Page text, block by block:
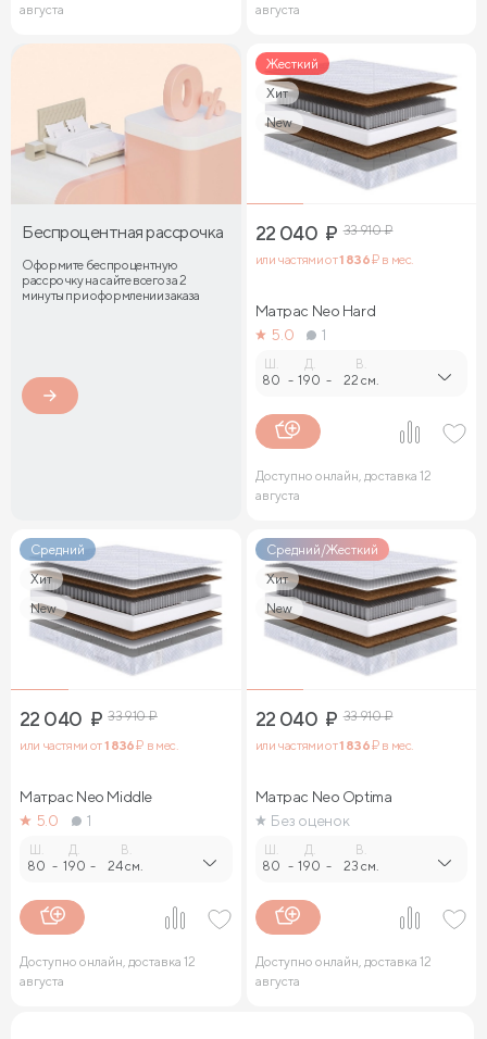
августа
августа
Беспроцентная рассрочка
Оформите беспроцентную
рассрочку на сайте всего за 2
минуты при оформлении заказа
Жесткий
Хит
New
22 040 ₽ 33 910₽
или частями от1 836₽ в мес.
Матрас Neo Hard
5.0
1
80 -
Д.
190 -
В.
22 см.
Доступно онлайн, доставка 12
августа
Средний
Хит
New
22 040 ₽ 33 910₽
или частями от1 836₽ в мес.
Матрас Neo Middle
5.0
1
80 -
Д.
190 -
В.
24 см.
Доступно онлайн, доставка 12
августа
Средний/Жесткий
Хит
New
22 040 ₽ 33 910₽
или частями от1 836₽ в мес.
Матрас Neo Optima
Без оценок
80 -
Д.
190 -
В.
23 см.
Доступно онлайн, доставка 12
августа